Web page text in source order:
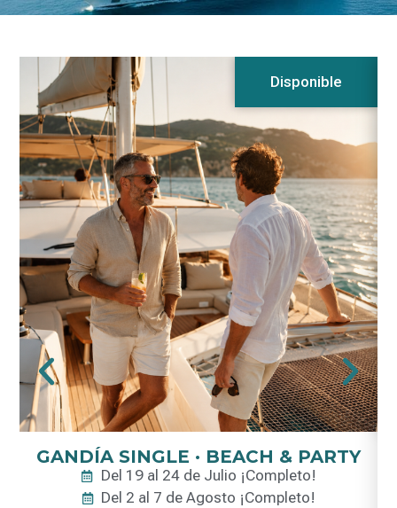
Disponible
GANDÍA SINGLE · BEACH & PARTY
Del 19 al 24 de Julio ¡Completo!
Del 2 al 7 de Agosto ¡Completo!